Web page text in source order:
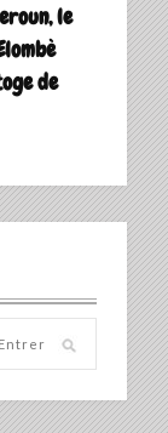
le
de